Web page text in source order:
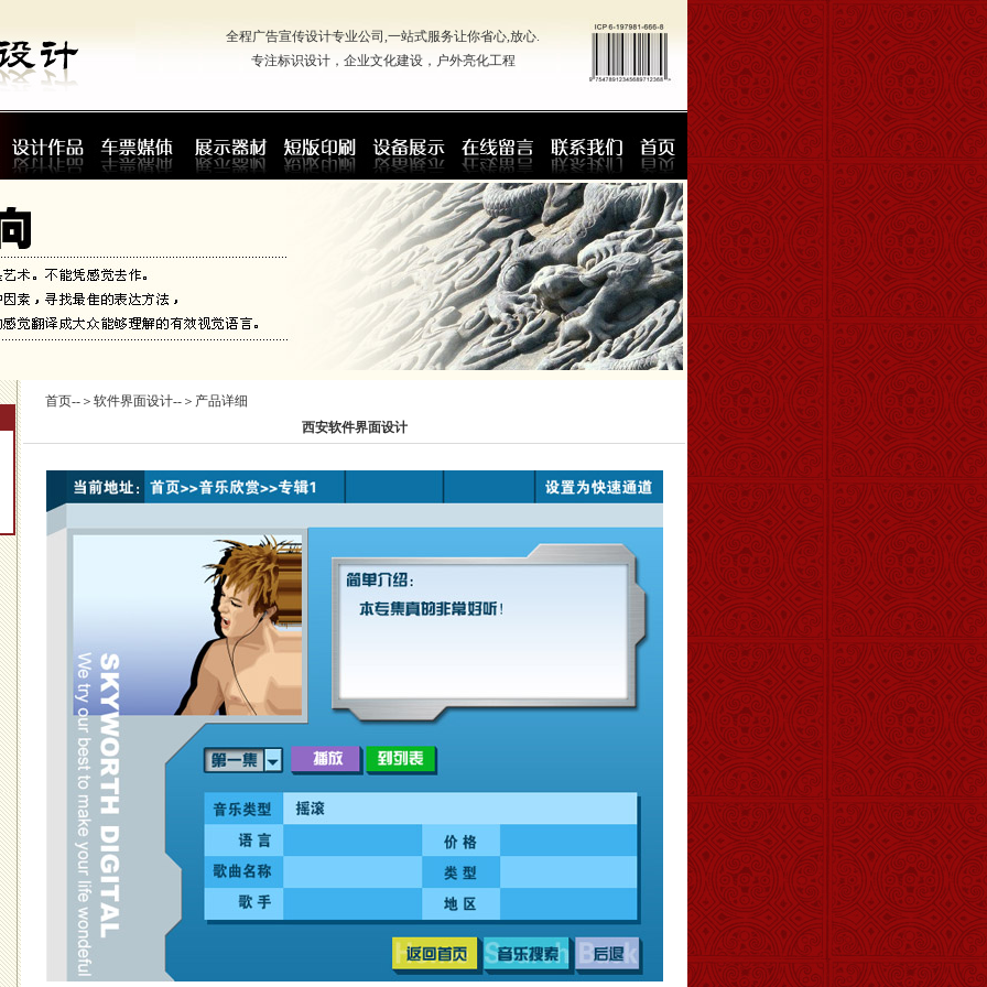
全程广告宣传设计专业公司,一站式服务让你省心,放心.
专注标识设计，企业文化建设，户外亮化工程
首页--＞ 软件界面设计--＞产品详细
西安软件界面设计